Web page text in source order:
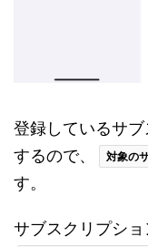
登録しているサ
するので、
対象の
す。
サブスクリプショ